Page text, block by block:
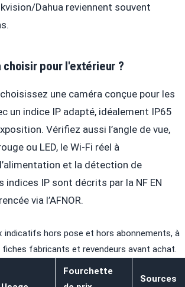
Dahua reviennent souvent
choisir pour l'extérieur ?
choisissez une caméra conçue pour les
un indice IP adapté, idéalement IP65
Vérifiez aussi l’angle de vue,
ou LED, le Wi-Fi réel à
et la détection de
indices IP sont décrits par la NF EN
via l’AFNOR.
indicatifs hors pose et hors abonnements, à
fiches fabricants et revendeurs avant achat.
Fourchette
Sources